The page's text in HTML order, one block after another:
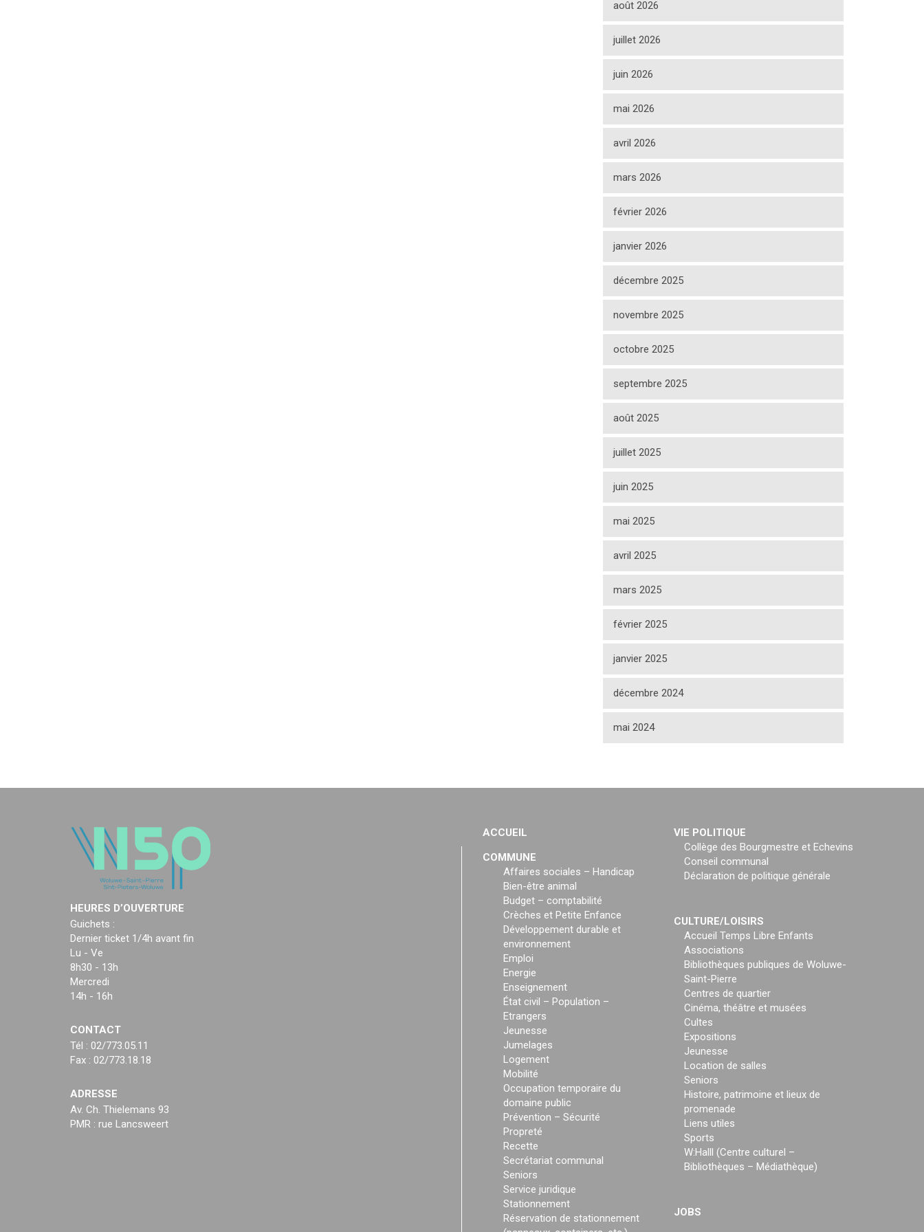
août 2026
juillet 2026
juin 2026
mai 2026
avril 2026
mars 2026
février 2026
janvier 2026
décembre 2025
novembre 2025
octobre 2025
septembre 2025
août 2025
juillet 2025
juin 2025
mai 2025
avril 2025
mars 2025
février 2025
janvier 2025
décembre 2024
mai 2024
HEURES D’OUVERTURE
Guichets :
Dernier ticket 1/4h avant fin
Lu - Ve
8h30 - 13h
Mercredi
14h - 16h
CONTACT
Tél : 02/773.05.11
Fax : 02/773.18.18
ADRESSE
Av. Ch. Thielemans 93
PMR : rue Lancsweert
ACCUEIL
COMMUNE
Affaires sociales – Handicap
Bien-être animal
Budget – comptabilité
Crèches et Petite Enfance
Développement durable et
environnement
Emploi
Energie
Enseignement
État civil – Population –
Etrangers
Jeunesse
Jumelages
Logement
Mobilité
Occupation temporaire du
domaine public
Prévention – Sécurité
Propreté
Recette
Secrétariat communal
Seniors
Service juridique
Stationnement
Réservation de stationnement
VIE POLITIQUE
Collège des Bourgmestre et Echevins
Conseil communal
Déclaration de politique générale
CULTURE/LOISIRS
Accueil Temps Libre Enfants
Associations
Bibliothèques publiques de Woluwe-
Saint-Pierre
Centres de quartier
Cinéma, théâtre et musées
Cultes
Expositions
Jeunesse
Location de salles
Seniors
Histoire, patrimoine et lieux de
promenade
Liens utiles
Sports
W:Halll (Centre culturel –
Bibliothèques – Médiathèque)
JOBS